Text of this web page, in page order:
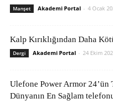
Manşet Akademi Portal - 4 Ocak
Kalp Kırıklığından Daha
Dergi Akademi Portal - 24 Ekim
Ulefone Power Armor 24’ün
Dünyanın En Sağlam